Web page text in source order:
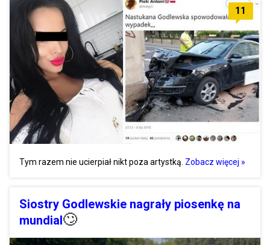
11
Tym razem nie ucierpiał nikt poza artystką. Zobacz więcej »
Siostry Godlewskie nagrały piosenkę na
mundial🙄